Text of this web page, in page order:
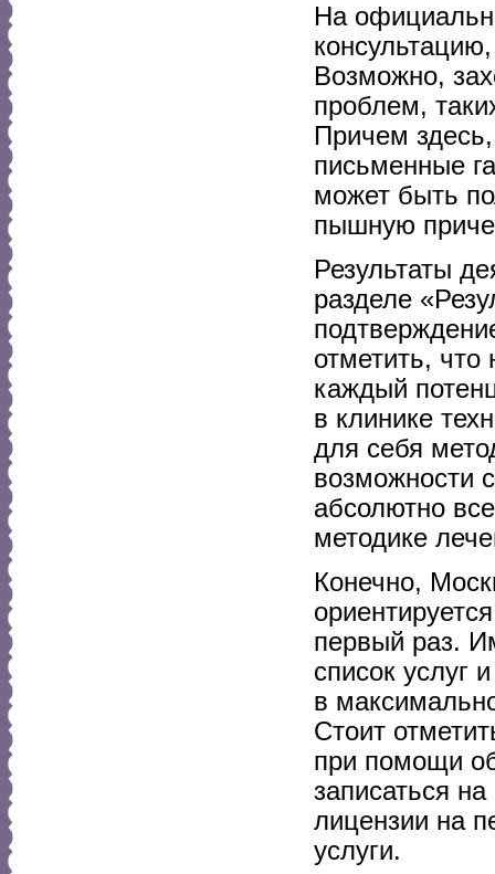
На
Возможно,
проблем,
Причем
письменные
может быть
пышную
Результаты
разделе
отметить, что
каждый
в клинике
для себя
возможности
абсолютно
методике
Конечно,
первый раз.
список услуг
в
Стоит
при помощи
записаться
лицензии на
услуги.